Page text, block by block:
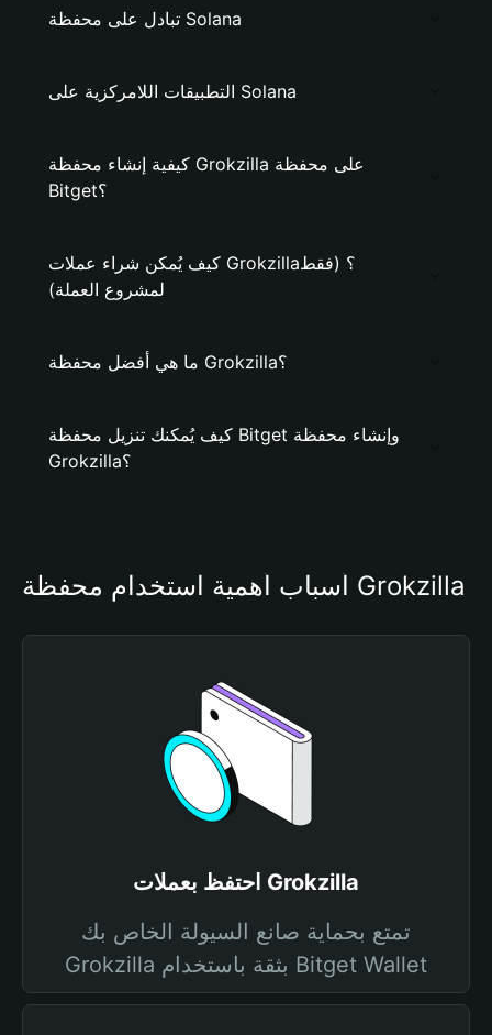
تبادل على محفظة Solana
التطبيقات اللامركزية على Solana
كيفية إنشاء محفظة Grokzilla على محفظة
Bitget؟
كيف يُمكن شراء عملات Grokzilla؟ (فقط
لمشروع العملة)
ما هي أفضل محفظة Grokzilla؟
كيف يُمكنك تنزيل محفظة Bitget وإنشاء محفظة
Grokzilla؟
أسباب أهمية استخدام محفظة Grokzilla
احتفظ بعملات Grokzilla
تمتع بحماية صانع السيولة الخاص بك
Grokzilla بثقة باستخدام Bitget Wallet